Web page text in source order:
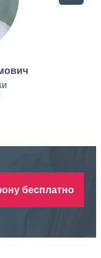
бесплатно